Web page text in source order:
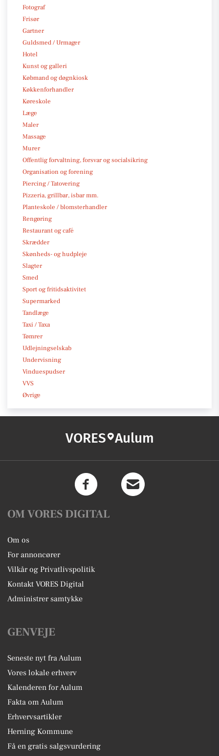
Fotograf
Frisør
Gartner
Guldsmed / Urmager
Hotel
Kunst og galleri
Købmand og døgnkiosk
Køkkenforhandler
Køreskole
Læge
Maler
Massage
Murer
Offentlig forvaltning, forsvar og socialsikring
Organisation og forening
Piercing / Tatovering
Pizzeria, grillbar, isbar mm.
Planteskole / blomsterhandler
Rengøring
Restaurant og café
Skrædder
Skønheds- og hudpleje
Slagter
Smed
Sport og fritidsaktivitet
Supermarked
Tandlæge
Taxi / Taxa
Tømrer
Udlejningselskab
Undervisning
Vinduespudser
VVS
Øvrige
VORES Aulum
OM VORES DIGITAL
Om os
For annoncører
Vilkår og Privatlivspolitik
Kontakt VORES Digital
Administrer samtykke
GENVEJE
Seneste nyt fra Aulum
Vores lokale erhverv
Kalenderen for Aulum
Fakta om Aulum
Erhvervsartikler
Herning Kommune
Få en gratis salgsvurdering